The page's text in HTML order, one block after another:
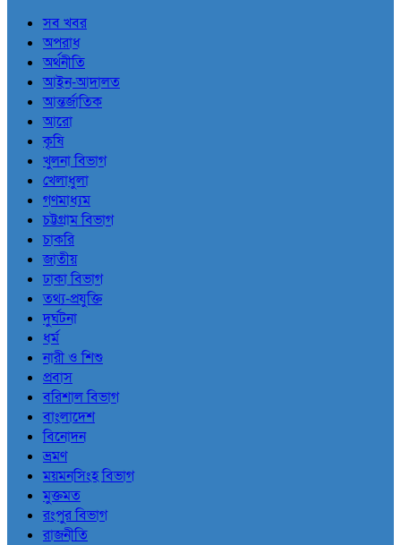
সব খবর
অপরাধ
অর্থনীতি
আইন-আদালত
আন্তর্জাতিক
আরো
কৃষি
খুলনা বিভাগ
খেলাধুলা
গণমাধ্যম
চট্টগ্রাম বিভাগ
চাকরি
জাতীয়
ঢাকা বিভাগ
তথ্য-প্রযুক্তি
দুর্ঘটনা
ধর্ম
নারী ও শিশু
প্রবাস
বরিশাল বিভাগ
বাংলাদেশ
বিনোদন
ভ্রমণ
ময়মনসিংহ বিভাগ
মুক্তমত
রংপুর বিভাগ
রাজনীতি